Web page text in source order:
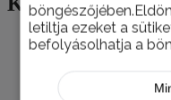
letiltja ezeket a
befolyásolhatja a
Topex